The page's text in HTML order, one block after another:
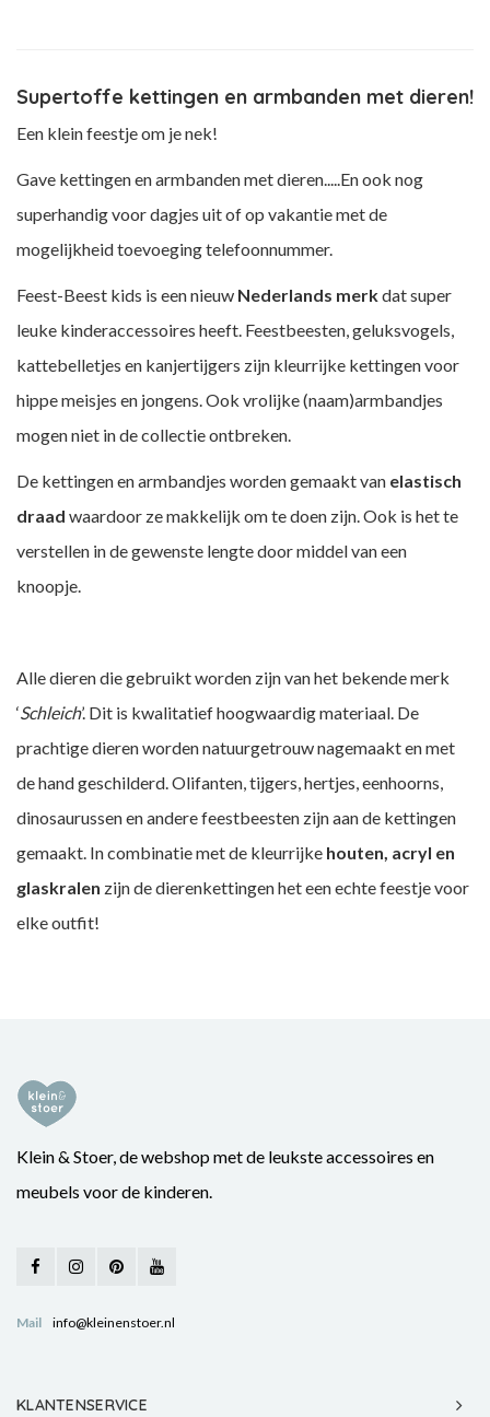
Supertoffe kettingen en armbanden met dieren!
Een klein feestje om je nek!
Gave kettingen en armbanden met dieren.....En ook nog
superhandig voor dagjes uit of op vakantie met de
mogelijkheid toevoeging telefoonnummer.
Feest-Beest kids is een nieuw Nederlands merkdat super
leuke kinderaccessoires heeft. Feestbeesten, geluksvogels,
kattebelletjes en kanjertijgers zijn kleurrijke kettingen voor
hippe meisjes en jongens. Ook vrolijke (naam)armbandjes
mogen niet in de collectie ontbreken.
De kettingen en armbandjes worden gemaakt van elastisch
draad waardoor ze makkelijk om te doen zijn. Ook is het te
verstellen in de gewenste lengte door middel van een
knoopje.
Alle dieren die gebruikt worden zijn van het bekende merk
‘Schleich’. Dit is kwalitatief hoogwaardig materiaal. De
prachtige dieren worden natuurgetrouw nagemaakt en met
de hand geschilderd. Olifanten, tijgers, hertjes, eenhoorns,
dinosaurussen en andere feestbeesten zijn aan de kettingen
gemaakt. In combinatie met de kleurrijke houten, acryl en
glaskralen zijn de dierenkettingen het een echte feestje voor
elke outfit!
Klein & Stoer, de webshop met de leukste accessoires en
meubels voor de kinderen.
Mail info@kleinenstoer.nl
KLANTENSERVICE